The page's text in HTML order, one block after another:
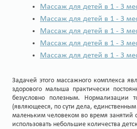
Массаж для детей в 1 - 3
Массаж для детей в 1 - 3
Массаж для детей в 1 - 3
Массаж для детей в 1 - 3
Массаж для детей в 1 - 3
Задачей этого массажного комплекса
здорового малыша практически
безусловно полезным. Нормализации
(являющееся, по сути дела,
маленьким человеком во время занятий
использовать небольшие количества